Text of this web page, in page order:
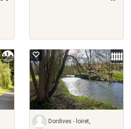
Dordives - loiret,